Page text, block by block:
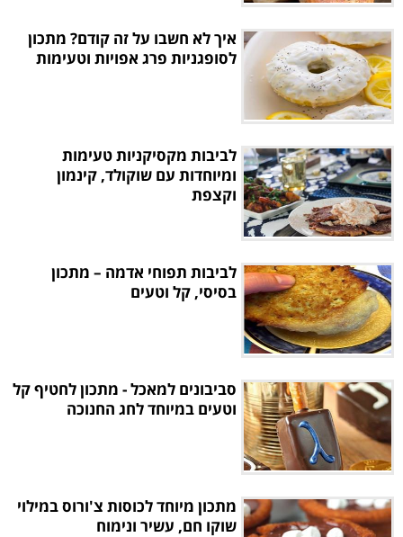
איך לא חשבו על זה קודם? מתכון
לסופגניות פרג אפויות וטעימות
לביבות מקסיקניות טעימות
ומיוחדות עם שוקולד, קינמון
וקצפת
לביבות תפוחי אדמה – מתכון
בסיסי, קל וטעים
סביבונים למאכל - מתכון לחטיף קל
וטעים במיוחד לחג החנוכה
מתכון מיוחד לכוסות צ'ורוס במילוי
שוקו חם, עשיר ונימוח